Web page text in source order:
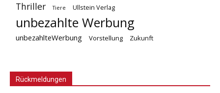
Thriller Tiere Ullstein Verlag
unbezahlte Werbung
unbezahlteWerbung Vorstellung Zukunft
Rückmeldungen